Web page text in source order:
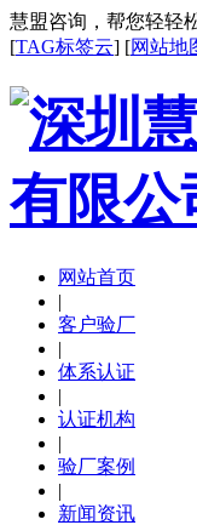
慧盟咨询，帮您轻轻
[TAG标签云] [网站地
网站首页
|
客户验厂
|
体系认证
|
认证机构
|
验厂案例
|
新闻资讯